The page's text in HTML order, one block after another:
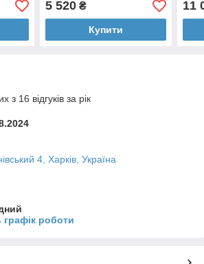
5 520₴
Купити
11
з 16 відгуків за рік
4, Харків, Україна
графік роботи